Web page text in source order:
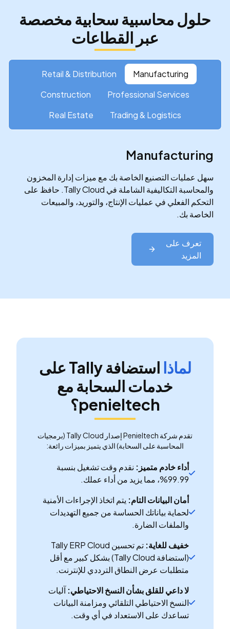
حلول محاسبية سحابية مخصصة
عبر القطاعات
Manufacturing
Retail & Distribution
Professional Services
Construction
Trading & Logistics
Real Estate
Manufacturing
سهل عمليات التصنيع الخاصة بك مع ميزات إدارة المخزون
والمحاسبة التكاليفية الشاملة في Tally Cloud. حافظ على
التحكم الفعلي في عمليات الإنتاج، والتوريد، والمبيعات
الخاصة بك.
تعرف على
المزيد
لماذا
استضافة Tally على
خدمات السحابة مع
penieltech؟
تقدم شركة Penieltech إصدار Tally Cloud (برمجيات
المحاسبة على السحابة) الذي يتميز بميزات رائعة:
أداء خادم متميز: نقدم وقت تشغيل بنسبة
99.99%، مما يزيد من أداء عملك.
أمان البيانات التام: يتم اتخاذ الإجراءات الأمنية
لحماية بياناتك الحساسة من جميع التهديدات
والملفات الضارة.
خفيف للغاية:
تم تحسين Tally ERP Cloud
(استضافة Tally Cloud) بشكل كبير مع أقل
متطلبات عرض النطاق الترددي للإنترنت.
لا داعي للقلق بشأن النسخ الاحتياطي:آليات
النسخ الاحتياطي التلقائي ومزامنة البيانات
تساعدك على الاستعداد في أي وقت.